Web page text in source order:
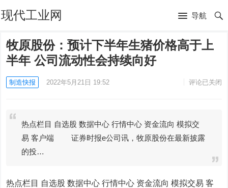
现代工业网 导航
牧原股份：预计下半年生猪价格高于上
半年 公司流动性会持续向好
制造快报 2022年5月21日 19:52 评论已关闭
热点栏目 自选股 数据中心 行情中心 资金流向 模拟交
易 客户端 证券时报e公司讯，牧原股份在最新披露
的投…
热点栏目 自选股 数据中心 行情中心 资金流向 模拟交易 客